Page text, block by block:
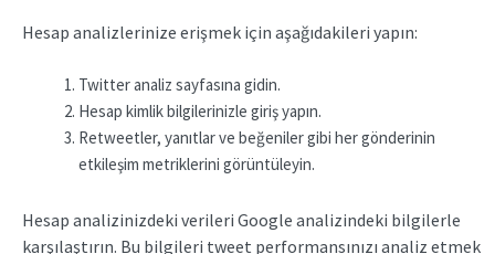
Hesap analizlerinize erişmek için aşağıdakileri yapın:
Twitter analiz sayfasına gidin.
Hesap kimlik bilgilerinizle giriş yapın.
Retweetler, yanıtlar ve beğeniler gibi her gönderinin
etkileşim metriklerini görüntüleyin.
Hesap analizinizdeki verileri Google analizindeki bilgilerle
karşılaştırın. Bu bilgileri tweet performansınızı analiz etmek